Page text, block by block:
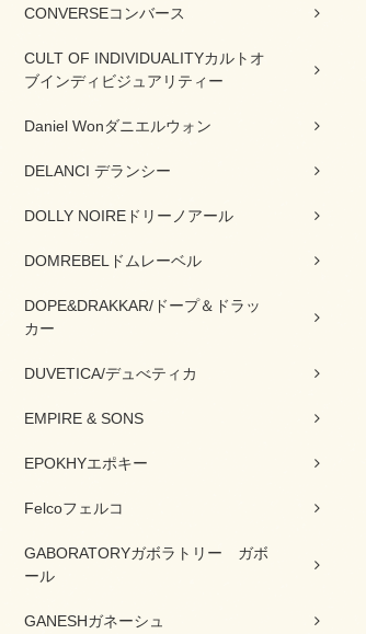
CONVERSEコンバース
CULT OF INDIVIDUALITYカルトオ
ブインディビジュアリティー
Daniel Wonダニエルウォン
DELANCI デランシー
DOLLY NOIREドリーノアール
DOMREBELドムレーベル
DOPE&DRAKKAR/ドープ＆ドラッ
カー
DUVETICA/デュべティカ
EMPIRE & SONS
EPOKHYエポキー
Felcoフェルコ
GABORATORYガボラトリー ガボ
ール
GANESHガネーシュ